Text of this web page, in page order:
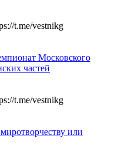
t.me/vestnikg
Московского
частей
t.me/vestnikg
или